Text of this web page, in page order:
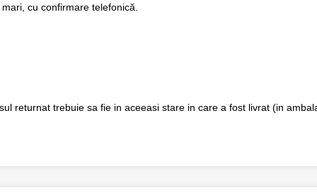
cu confirmare telefonică.
returnat trebuie sa fie in aceeasi stare in care a fost livrat (in